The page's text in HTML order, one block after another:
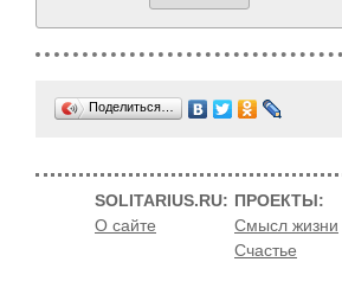
Поделиться…
SOLITARIUS.RU:
О сайте
ПРОЕКТЫ:
Смысл жизни
Счастье